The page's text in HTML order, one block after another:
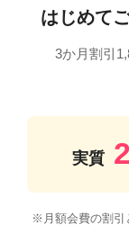
はじめて
3か月割引
実質
※月額会費の割引